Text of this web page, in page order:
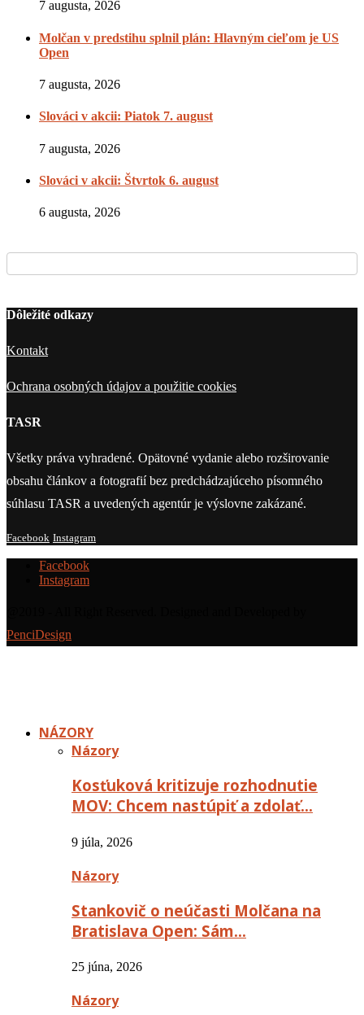
7 augusta, 2026
Molčan v predstihu splnil plán: Hlavným cieľom je US
Open
7 augusta, 2026
Slováci v akcii: Piatok 7. august
7 augusta, 2026
Slováci v akcii: Štvrtok 6. august
6 augusta, 2026
Dôležité odkazy
Kontakt
Ochrana osobných údajov a použitie cookies
TASR
Všetky práva vyhradené. Opätovné vydanie alebo rozširovanie
obsahu článkov a fotografií bez predchádzajúceho písomného
súhlasu TASR a uvedených agentúr je výslovne zakázané.
Facebook Instagram
Facebook
Instagram
PenciDesign
NÁZORY
Názory
Kosťuková kritizuje rozhodnutie
MOV: Chcem nastúpiť a zdolať…
9 júla, 2026
Názory
Stankovič o neúčasti Molčana na
Bratislava Open: Sám…
25 júna, 2026
Názory